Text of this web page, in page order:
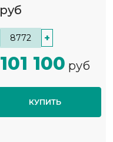
руб
+
101 100 руб
КУПИТЬ